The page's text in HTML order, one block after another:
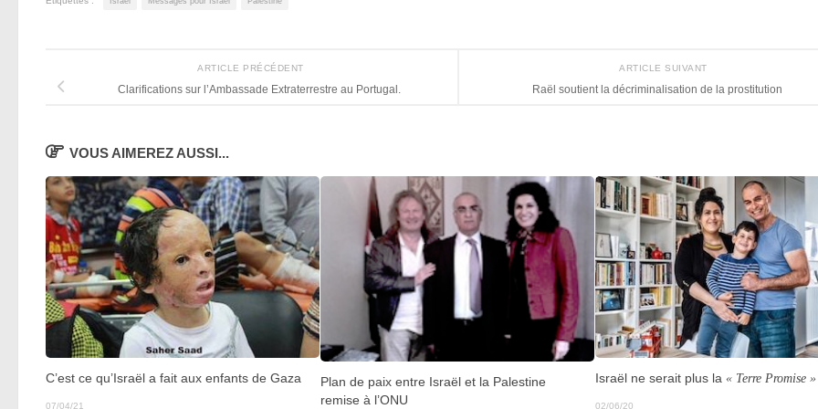
ARTICLE SUIVANT
Raël soutient la décriminalisation de la prostitution
ARTICLE PRÉCÉDENT
Clarifications sur l’Ambassade Extraterrestre au Portugal.
VOUS AIMEREZ AUSSI...
C’est ce qu’Israël a fait aux enfants de Gaza
07/04/21
Plan de paix entre Israël et la Palestine
remise à l’ONU
Israël ne serait plus la« Terre Promise »
02/06/20